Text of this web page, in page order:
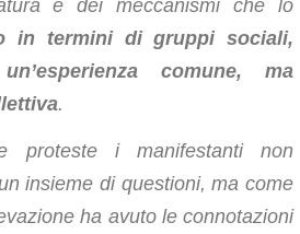
e dei meccanismi che lo
in termini di gruppi sociali,
comune, ma
.
proteste i manifestanti non
insieme di questioni, ma come
ha avuto le connotazioni